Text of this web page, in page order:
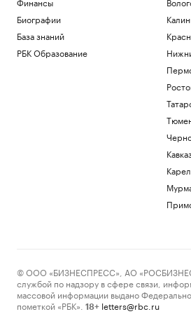
Биографии
База знаний
РБК Образование
© ООО «БИЗНЕСПРЕСС», АО
службой по надзору в сфере связи,
массовой информации выдано
пометкой «РБК».
18+ letters@rbc.ru